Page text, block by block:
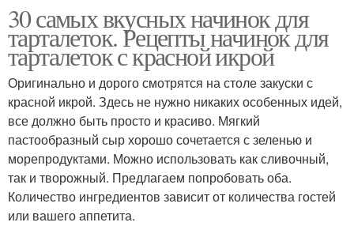
30 самых вкусных начинок для
тарталеток. Рецепты начинок для
тарталеток с красной икрой
Оригинально и дорого смотрятся на столе закуски с
красной икрой. Здесь не нужно никаких особенных идей,
все должно быть просто и красиво. Мягкий
пастообразный сыр хорошо сочетается с зеленью и
морепродуктами. Можно использовать как сливочный,
так и творожный. Предлагаем попробовать оба.
Количество ингредиентов зависит от количества гостей
или вашего аппетита.